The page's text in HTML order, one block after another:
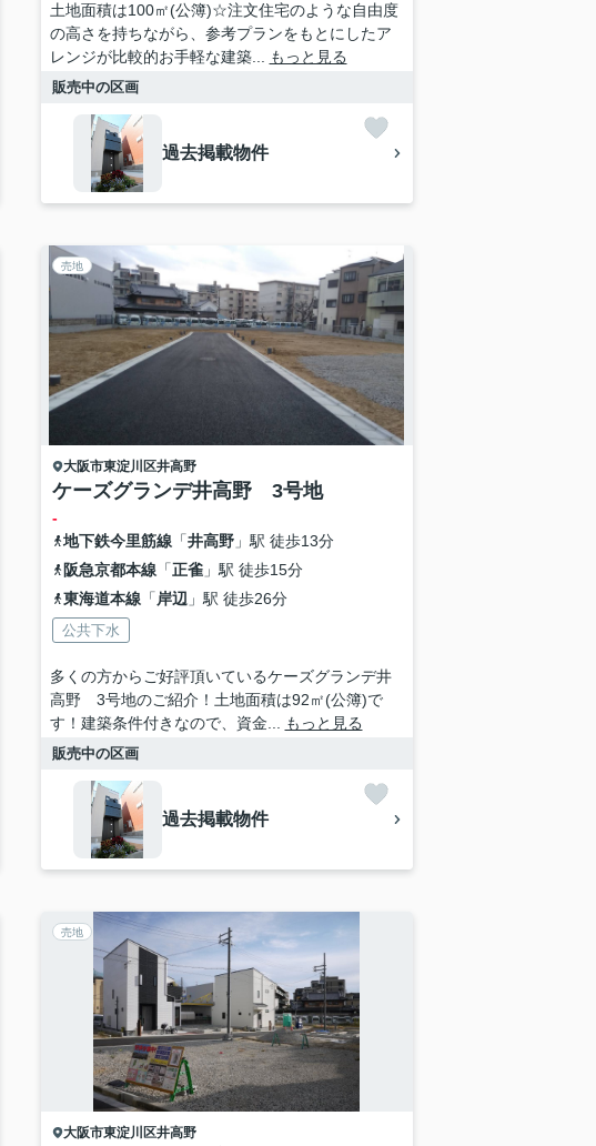
土地面積は100㎡(公簿)☆注文住宅のような自由度
の高さを持ちながら、参考プランをもとにしたア
レンジが比較的お手軽な建築...
もっと見る
販売中の区画
過去掲載物件
売地
大阪市東淀川区井高野
ケーズグランデ井高野 3号地
-
地下鉄今里筋線「井高野」駅 徒歩13分
阪急京都本線「正雀」駅 徒歩15分
東海道本線「 岸辺 」駅 徒歩26分
公共下水
多くの方からご好評頂いているケーズグランデ井
高野 3号地のご紹介！土地面積は92㎡(公簿)で
す！建築条件付きなので、資金...
もっと見る
販売中の区画
過去掲載物件
売地
大阪市東淀川区井高野